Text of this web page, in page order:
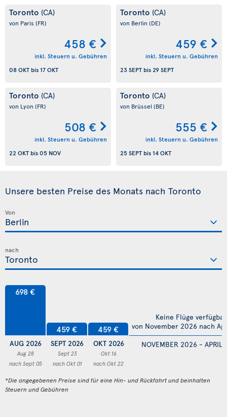
Toronto (CA)
von Paris (FR)
458 €
inkl. Steuern u. Gebühren
08 OKTbis 17 OKT
Toronto (CA)
von Berlin (DE)
459 €
inkl. Steuern u. Gebühren
23 SEPTbis29 SEPT
Toronto (CA)
von Lyon (FR)
508 €
inkl. Steuern u. Gebühren
22 OKTbis05 NOV
Toronto (CA)
von Brüssel (BE)
555 €
inkl. Steuern u. Gebühren
25 SEPTbis 14 OKT
Unsere besten Preise des Monats nach Toronto
Von
nach
698 €
AUG 2026
Aug 28
nach Sept 05
459 €
SEPT 2026
Sept 23
nach Okt 01
459 €
OKT 2026
Okt 16
nach Okt 22
NOVEMBER 2026 - APRIL
Keine Flüge verfügbar
von November 2026 nach
*Die angegebenen Preise sind für eine Hin- und Rückfahrt und beinhalten
Steuern und Gebühren